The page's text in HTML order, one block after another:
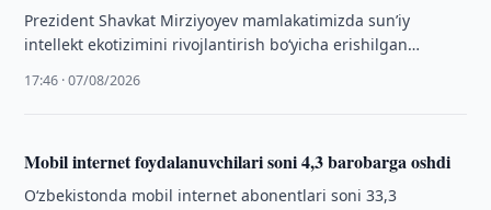
Prezident Shavkat Mirziyoyev mamlakatimizda sunʼiy
intellekt ekotizimini rivojlantirish boʻyicha erishilgan
taqdimot bilan tanishdi.
17:46 · 07/08/2026
Mobil internet foydalanuvchilari soni 4,3 barobarga oshdi
O‘zbekistonda mobil internet abonentlari soni 33,3